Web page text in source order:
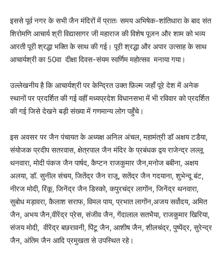
इससे पूर्व नगर के सभी जैन मंदिरों में प्रातः समय अभिषेक-शांतिधारा के बाद संत
शिरोमणि आचार्य श्री विद्यासागर जी महाराज की विशेष पूजन और शाम को भव्य
आरती पूरी श्रद्धा भक्ति के साथ की गई। पूरी श्रद्धा और अपार उत्साह के साथ
आचार्यश्री का 50वा दीक्षा दिवस-संयम स्वर्णिम महोत्सव मनाया गया।
उल्लेखनीय है कि आचार्यश्री पर केन्द्रित उक्त फ़िल्म जहाँ पूरे देश में अनेक
स्थानों पर प्रदर्शित की गई वहीं मध्यप्रदेश विधानसभा में भी रविवार को प्रदर्शित
की गई जिसे देखने बड़ी संख्या में गणमान्य लोग पहुँचे।
इस अवसर पर जैन पंचायत के अध्यक्ष अनिल अंचल, महामंत्री डॉ अक्षय टडैया,
संयोजक प्रदीप सतरवास, क्षेत्रपाल जैन मंदिर के प्रबंधक द्वय राजेन्द्र लल्लू
थनवारा, मोदी पंकज जैन पार्षद, कैप्टन राजकुमार जैन,मनोज बबीना, अक्षय
अलया, डॉ. सुनील संचय, जितेंद्र जैन राजू, सतेंद्र जैन गदयाना, शुभेन्दू बंट,
नीरज मोदी, रिंकू, जिनेंद्र जैन डिस्को, कपुरचंद्र लागोंन, जिनेंद्र थनवारा,
सुबोध मड़ावरा, कैलाश सराफ, विमल पाय, प्रभात लागोंन,अजय सर्वोदय, अमित
जैन, अभय जैन,वीरेंद्र प्रेस, संजीव जैन, गेंदालाल सतभैया, राजकुमार खिरिया,
संजय मोदी, वीरेंद्र बछरावनी, पिंटू जैन, आशीष जैन, शीलचंद्र, पुष्पेंद्र, सुरेन्द्र
जैन, अंतिम जैन आदि प्रमुखता से उपस्थित रहे।